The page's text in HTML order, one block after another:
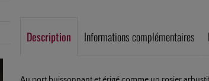
Description Informations complémentaires